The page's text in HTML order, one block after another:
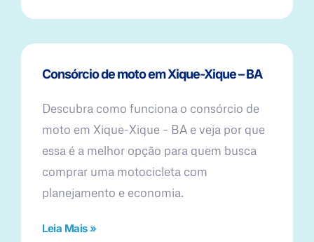
Consórcio de moto em Xique-Xique – BA
Descubra como funciona o consórcio de
moto em Xique-Xique – BA e veja por que
essa é a melhor opção para quem busca
comprar uma motocicleta com
planejamento e economia.
Leia Mais »